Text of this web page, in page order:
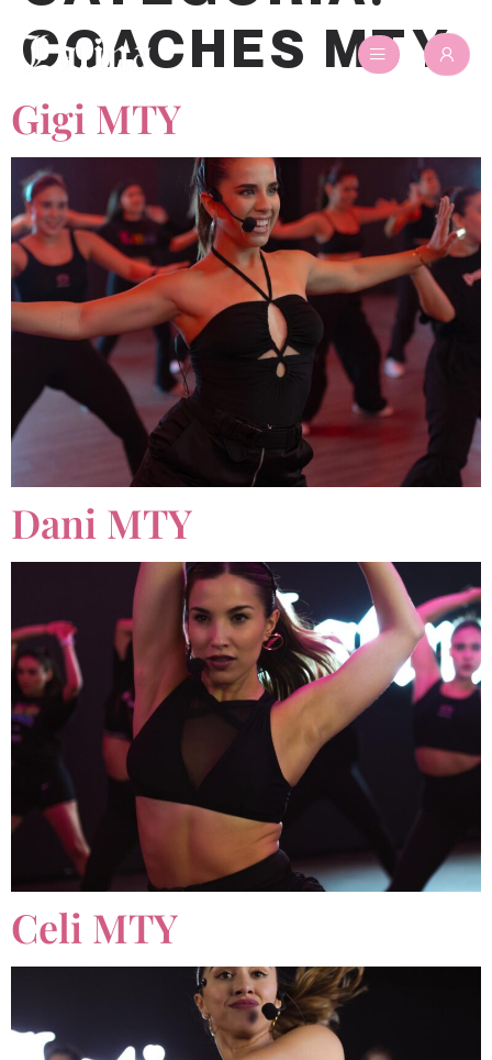
COACHES MTY
Gigi MTY
Dani MTY
Celi MTY